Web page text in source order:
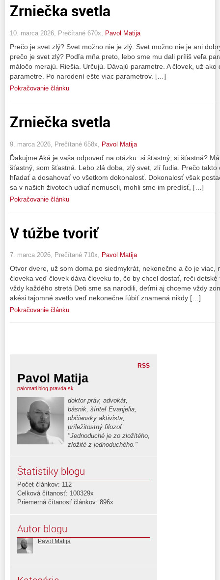
Zrniečka svetla
10. marca 2026, Prečítané 670x, Pavol Matija
Prečo je svet zlý? Svet možno nie je zlý. Svet možno nie je ani
prečo je svet zlý? Podľa mňa preto, lebo sme mu dali príliš veľa
máločo merajú. Riešia. Určujú. Dávajú parametre. A človek, už
parametre. Po narodení ešte viac parametrov. […]
Pokračovanie článku
Zrniečka svetla
9. marca 2026, Prečítané 658x, Pavol Matija
Ďakujme Aká je vaša odpoveď na otázku: si šťastný, si šťastná?
šťastný, som šťastná. Lebo zlá doba, zlý svet, zlí ľudia. Prečo
hľadať a dosahovať vo všetkom dokonalosť. Dokonalosť však
sa v našich životoch udiať nemuseli, mohli sme im predísť, […]
Pokračovanie článku
V túžbe tvoriť
7. marca 2026, Prečítané 710x, Pavol Matija
Otvor dvere, už som doma po siedmykrát, nekonečne a čo je viac,
človeka veď človek dáva človeku to, čo by chcel dostať, reči
vždy každého stretá Deti sme sa narodili, deťmi aj chceme vždy
akési tajomné svetlo veď nekonečne ľúbiť znamená nikdy […]
Pokračovanie článku
RSS
Pavol Matija
palomati.blog.pravda.sk
doktor práv, advokát,
básnik, šíriteľ Evanjelia,
občiansky aktivista,
príležitostný filozof
"Jednoduché je zo zložitého,
zložité z jednoduchého."
Štatistiky blogu
Počet článkov: 112
Celková čítanosť: 100329x
Priemerná čítanosť článkov: 896x
Autor blogu
Pavol Matija